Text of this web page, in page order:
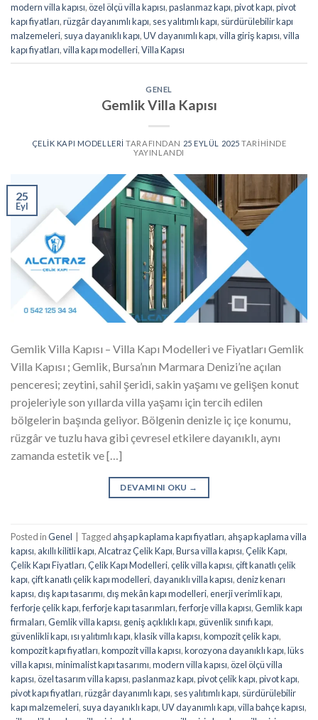
modern villa kapısı,özel ölçü villa kapısı,paslanmaz kapı,pivot kapı,pivot
kapı fiyatları,rüzgâr dayanımlı kapı, ses yalıtımlı kapı, sürdürülebilir kapı
malzemeleri, suya dayanıklı kapı,UV dayanımlı kapı,villa giriş kapısı,villa
kapı fiyatları,villa kapı modelleri,Villa Kapısı
GENEL
Gemlik Villa Kapısı
ÇELIK KAPI MODELLERI TARAFINDAN 25 EYLÜL 2025 TARIHINDE
YAYINLANDI
25
Eyl
Gemlik Villa Kapısı – Villa Kapı Modelleri ve Fiyatları Gemlik
Villa Kapısı ; Gemlik, Bursa’nın Marmara Denizi’ne açılan
penceresi; zeytini, sahil şeridi, sakin yaşamı ve gelişen konut
projeleriyle son yıllarda villa yaşamı için tercih edilen
bölgelerin başında geliyor. Bölgenin denizle iç içe konumu,
rüzgâr ve tuzlu hava gibi çevresel etkilere dayanıklı, aynı
zamanda estetik ve […]
DEVAMINI OKU →
Posted inGenel Tagged ahşap kaplama kapı fiyatları, ahşap kaplama villa
kapısı, akıllı kilitli kapı,Alcatraz Çelik Kapı,Bursa villa kapısı,Çelik Kapı,
Çelik Kapı Fiyatları,Çelik Kapı Modelleri,çelik villa kapısı,çift kanatlı çelik
kapı,çift kanatlı çelik kapı modelleri,dayanıklı villa kapısı,deniz kenarı
kapısı,dış kapı tasarımı,dış mekân kapı modelleri,enerji verimli kapı,
ferforje çelik kapı,ferforje kapı tasarımları,ferforje villa kapısı,Gemlik kapı
firmaları,Gemlik villa kapısı, geniş açıklıklı kapı, güvenlik sınıfı kapı,
güvenlikli kapı,ısı yalıtımlı kapı,klasik villa kapısı,kompozit çelik kapı,
kompozit kapı fiyatları,kompozit villa kapısı,korozyona dayanıklı kapı,lüks
villa kapısı,minimalist kapı tasarımı,modern villa kapısı,özel ölçü villa
kapısı,özel tasarım villa kapısı,paslanmaz kapı,pivot çelik kapı,pivot kapı,
pivot kapı fiyatları,rüzgâr dayanımlı kapı, ses yalıtımlı kapı, sürdürülebilir
kapı malzemeleri, suya dayanıklı kapı,UV dayanımlı kapı,villa bahçe kapısı,